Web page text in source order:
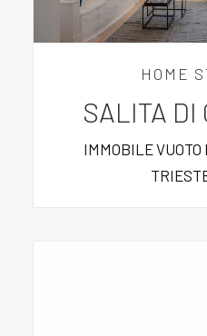
HOME
SALITA DI
IMMOBILE VUOTO